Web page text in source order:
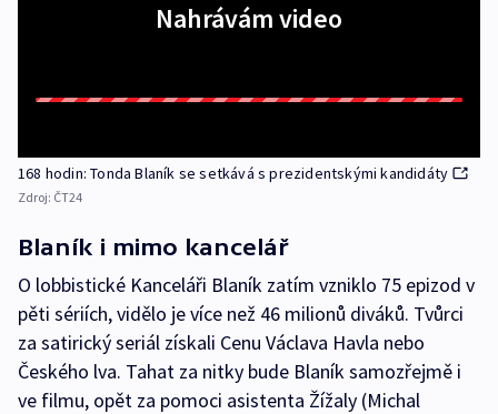
Nahrávám video
168 hodin: Tonda Blaník se setkává s prezidentskými kandidáty
Zdroj: ČT24
Blaník i mimo kancelář
O lobbistické Kanceláři Blaník zatím vzniklo 75 epizod v
pěti sériích, vidělo je více než 46 milionů diváků. Tvůrci
za satirický seriál získali Cenu Václava Havla nebo
Českého lva. Tahat za nitky bude Blaník samozřejmě i
ve filmu, opět za pomoci asistenta Žížaly (Michal